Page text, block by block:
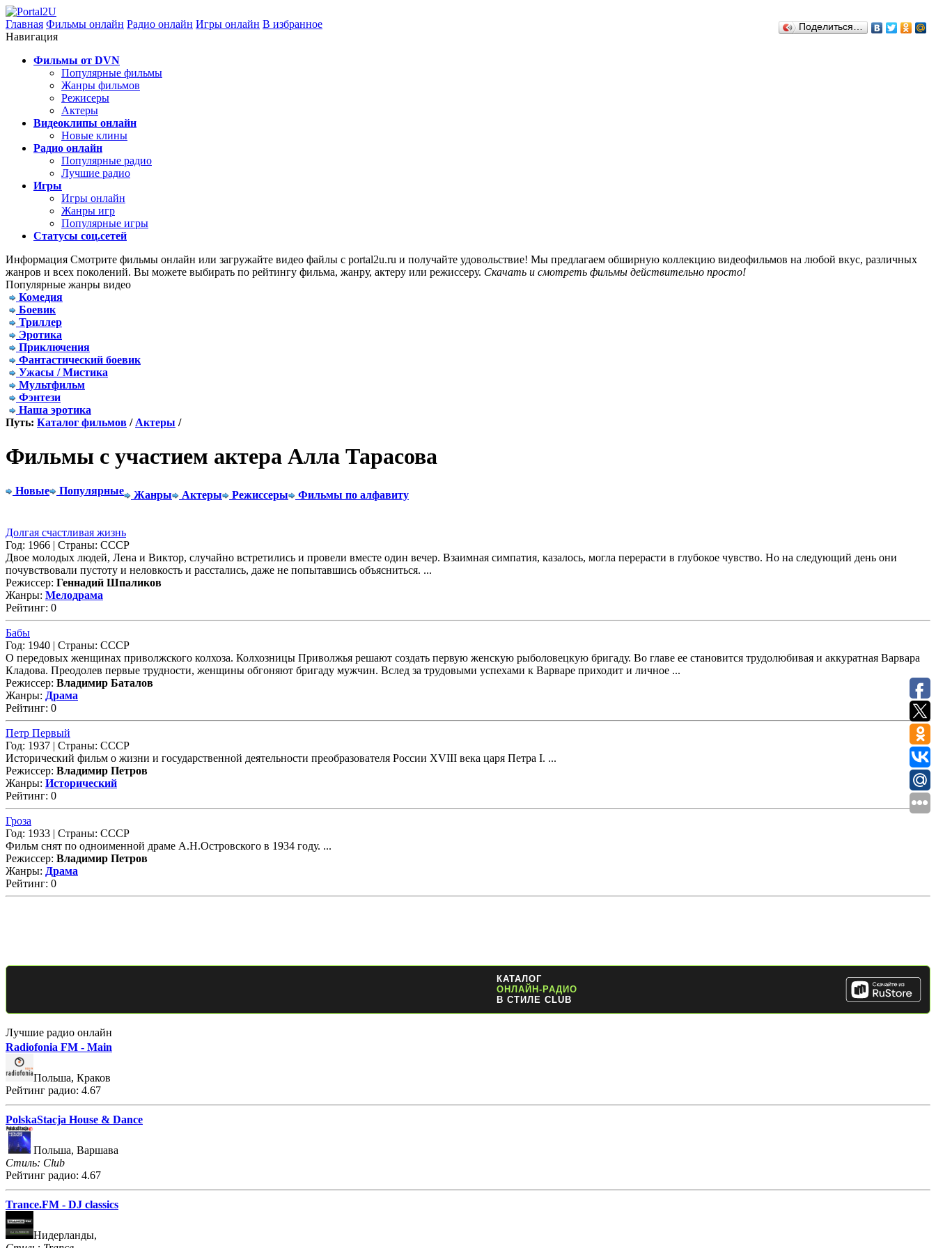
Главная Фильмы онлайн Радио онлайн Игры онлайн В избранное Поделиться…
Навигация
Фильмы от DVN
Популярные фильмы
Жанры фильмов
Режисеры
Актеры
Видеоклипы онлайн
Новые клины
Радио онлайн
Популярные радио
Лучшие радио
Игры
Игры онлайн
Жанры игр
Популярные игры
Статусы соц.сетей
Информация Смотрите фильмы онлайн или загружайте видео файлы с portal2u.ru и получайте удовольствие! Мы предлагаем обширную коллекцию видеофильмов на любой вкус, различных
жанров и всех поколений. Вы можете выбирать по рейтингу фильма, жанру, актеру или режиссеру. Скачать и смотреть фильмы действительно просто!
Популярные жанры видео
Комедия
Боевик
Триллер
Эротика
Приключения
Фантастический боевик
Ужасы / Мистика
Мультфильм
Фэнтези
Наша эротика
Путь: Каталог фильмов / Актеры /
Фильмы с участием актера Алла Тарасова
Новые Популярные Жанры Актеры Режиссеры Фильмы по алфавиту
Долгая счастливая жизнь
Год: 1966 | Страны: СССР
Двое молодых людей, Лена и Виктор, случайно встретились и провели вместе один вечер. Взаимная симпатия, казалось, могла перерасти в глубокое чувство. Но на следующий день они
почувствовали пустоту и неловкость и расстались, даже не попытавшись объясниться. ...
Режиссер: Геннадий Шпаликов
Жанры: Мелодрама
Рейтинг: 0
Бабы
Год: 1940 | Страны: СССР
О передовых женщинах приволжского колхоза. Колхозницы Приволжья решают создать первую женскую рыболовецкую бригаду. Во главе ее становится трудолюбивая и аккуратная Варвара
Кладова. Преодолев первые трудности, женщины обгоняют бригаду мужчин. Вслед за трудовыми успехами к Варваре приходит и личное ...
Режиссер: Владимир Баталов
Жанры: Драма
Рейтинг: 0
Петр Первый
Год: 1937 | Страны: СССР
Исторический фильм о жизни и государственной деятельности преобразователя России XVIII века царя Петра I. ...
Режиссер: Владимир Петров
Жанры: Исторический
Рейтинг: 0
Гроза
Год: 1933 | Страны: СССР
Фильм снят по одноименной драме А.Н.Островского в 1934 году. ...
Режиссер: Владимир Петров
Жанры: Драма
Рейтинг: 0
КАТАЛОГ
ОНЛАЙН-РАДИО
В СТИЛЕ CLUB
Лучшие радио онлайн
Radiofonia FM - Main
Польша, Краков
Рейтинг радио: 4.67
PolskaStacja House & Dance
Польша, Варшава
Стиль: Club
Рейтинг радио: 4.67
Trance.FM - DJ classics
Нидерланды,